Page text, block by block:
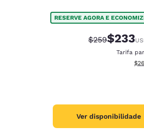
RESERVE AGORA E
Tarifa anterior
$259Tarifa
$233
Tarifa
Ver disponibilidade